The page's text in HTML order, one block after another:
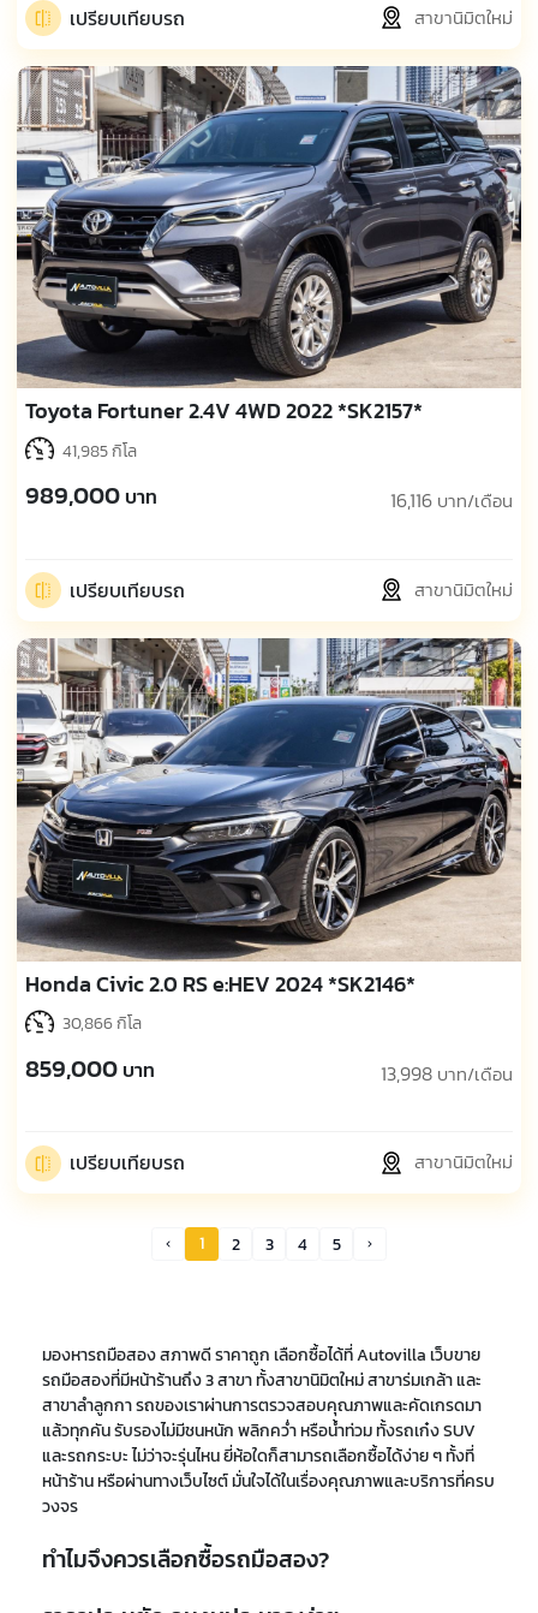
เปรียบเทียบรถ สาขานิมิตใหม่
Toyota Fortuner 2.4V 4WD 2022 *SK2157*
41,985 กิโล
989,000 บาท 16,116 บาท/เดือน
เปรียบเทียบรถ สาขานิมิตใหม่
Honda Civic 2.0 RS e:HEV 2024 *SK2146*
30,866 กิโล
859,000 บาท 13,998 บาท/เดือน
เปรียบเทียบรถ สาขานิมิตใหม่
Prev Page
1 2 3 4 5 Next Page
มองหารถมือสอง สภาพดี ราคาถูก เลือกซื้อได้ที่ Autovilla เว็บขาย
รถมือสองที่มีหน้าร้านถึง 3 สาขา ทั้งสาขานิมิตใหม่ สาขาร่มเกล้า และ
สาขาลำลูกกา รถของเราผ่านการตรวจสอบคุณภาพและคัดเกรดมา
แล้วทุกคัน รับรองไม่มีชนหนัก พลิกคว่ำ หรือน้ำท่วม ทั้งรถเก๋ง SUV
และรถกระบะ ไม่ว่าจะรุ่นไหน ยี่ห้อใดก็สามารถเลือกซื้อได้ง่าย ๆ ทั้งที่
หน้าร้าน หรือผ่านทางเว็บไซต์ มั่นใจได้ในเรื่องคุณภาพและบริการที่ครบ
วงจร
ทำไมจึงควรเลือกซื้อรถมือสอง?